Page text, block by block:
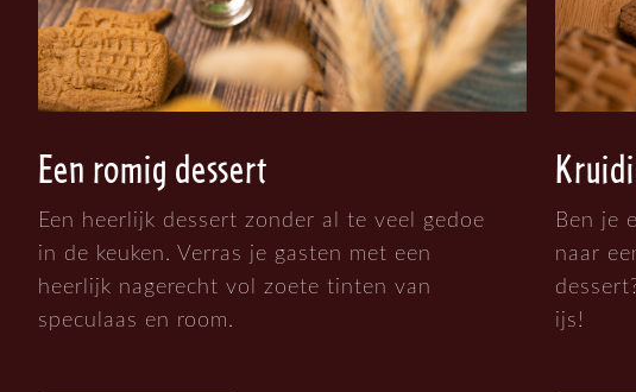
Een romig dessert
Een heerlijk dessert zonder al te veel gedoe
in de keuken. Verras je gasten met een
heerlijk nagerecht vol zoete tinten van
speculaas en room.
Ben je
naar
ijs!